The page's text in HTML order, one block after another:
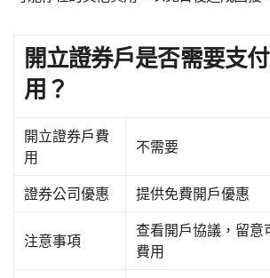
開立證券戶是否需要支
用？
開立證券戶費
用
不需要
證券公司優惠 提供免費開戶優惠
注意事項
查看開戶協議，留意
費用